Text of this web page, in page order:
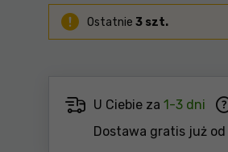
Ostatnie 3 szt.
U Ciebie za 1-3 dni
Dostawa gratis już od